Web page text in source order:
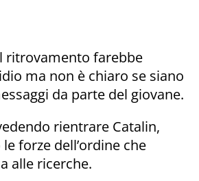
ritrovamento farebbe
ma non è chiaro se siano
da parte del giovane.
rientrare Catalin,
forze dell’ordine che
alle ricerche.